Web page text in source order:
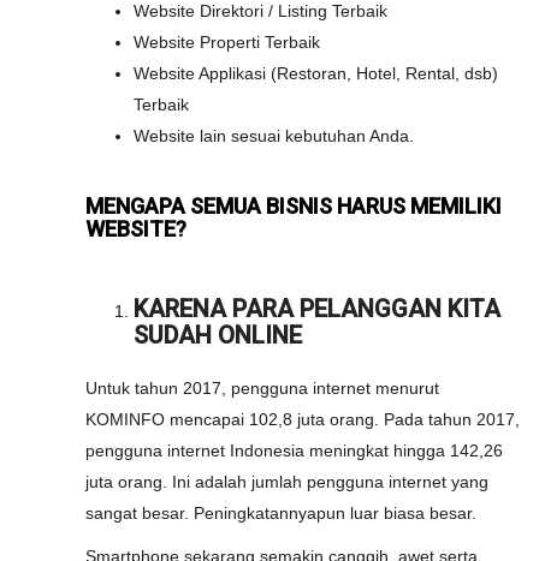
Website Direktori / Listing Terbaik
Website Properti Terbaik
Website Applikasi (Restoran, Hotel, Rental, dsb)
Terbaik
Website lain sesuai kebutuhan Anda.
MENGAPA SEMUA BISNIS HARUS MEMILIKI
WEBSITE?
KARENA PARA PELANGGAN KITA
SUDAH ONLINE
Untuk tahun 2017, pengguna internet menurut
KOMINFO mencapai 102,8 juta orang. Pada tahun 2017,
pengguna internet Indonesia meningkat hingga 142,26
juta orang. Ini adalah jumlah pengguna internet yang
sangat besar. Peningkatannyapun luar biasa besar.
Smartphone sekarang semakin canggih, awet serta